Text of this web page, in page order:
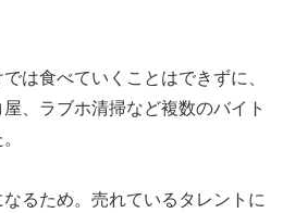
は食べていくことはできずに、
、ラブホ清掃など複数のバイト
るため。売れているタレントに